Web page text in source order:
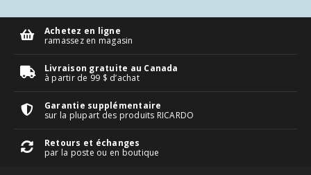
Achetez en ligne
ramassez en magasin
Livraison gratuite au Canada
à partir de 99 $ d’achat
Garantie supplémentaire
sur la plupart des produits RICARDO
Retours et échanges
par la poste ou en boutique